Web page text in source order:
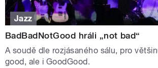
Jazz
BadBadNotGood hráli „not bad“
A soudě dle rozjásaného sálu, pro
good, ale i GoodGood.